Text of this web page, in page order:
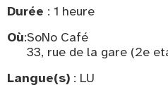
Durée : 1 heure
Où:SoNo Café
33, rue de la gare (2e
Langue(s) : LU